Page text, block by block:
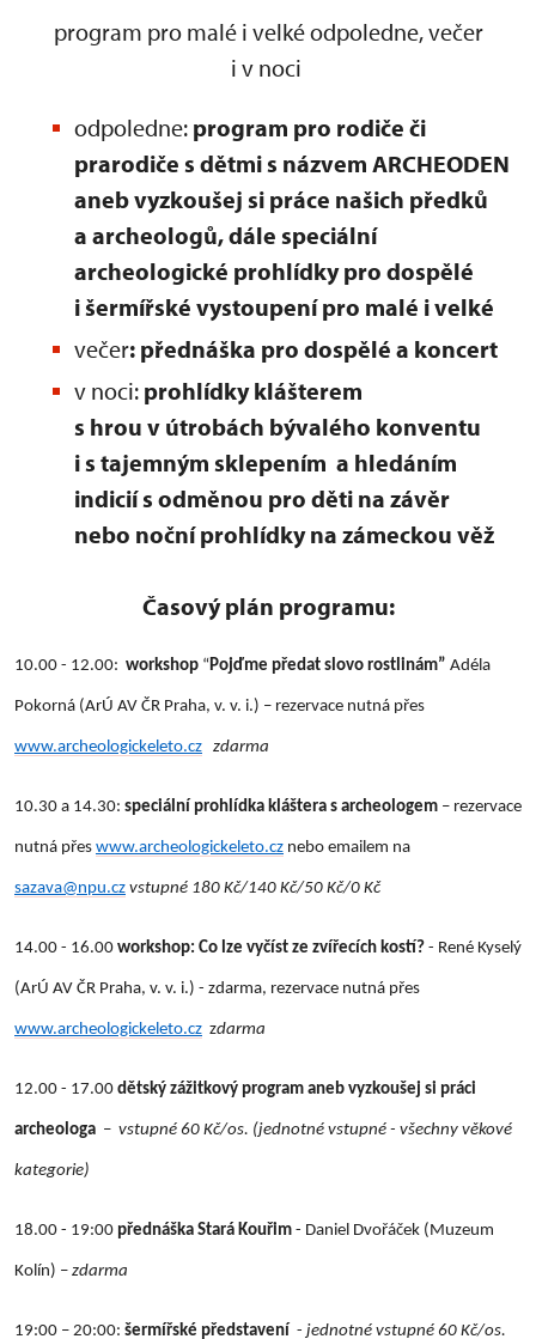
program pro malé i velké odpoledne, večer
i v noci
odpoledne: program pro rodiče či
prarodiče s dětmi s názvem ARCHEODEN
aneb vyzkoušej si práce našich předků
a archeologů, dále speciální
archeologické prohlídky pro dospělé
i šermířské vystoupení pro malé i velké
večer: přednáška pro dospělé a koncert
v noci: prohlídky klášterem
s hrou v útrobách bývalého konventu
i s tajemným sklepením a hledáním
indicií s odměnou pro děti na závěr
nebo noční prohlídky na zámeckou věž
Časový plán programu:
10.00 - 12.00: workshop “Pojďme předat slovo rostlinám” Adéla
Pokorná (ArÚ AV ČR Praha, v. v. i.) – rezervace nutná přes
www.archeologickeleto.cz zdarma
10.30 a 14.30: speciální prohlídka kláštera s archeologem – rezervace
nutná přes www.archeologickeleto.cz nebo emailem na
sazava@npu.cz vstupné 180 Kč/140 Kč/50 Kč/0 Kč
14.00 - 16.00 workshop: Co lze vyčíst ze zvířecích kostí? - René Kyselý
(ArÚ AV ČR Praha, v. v. i.) - zdarma, rezervace nutná přes
www.archeologickeleto.cz zdarma
12.00 - 17.00 dětský zážitkový program aneb vyzkoušej si práci
archeologa – vstupné 60 Kč/os. (jednotné vstupné - všechny věkové
kategorie)
18.00 - 19:00 přednáška Stará Kouřim - Daniel Dvořáček (Muzeum
Kolín) – zdarma
19:00 – 20:00: šermířské představení - jednotné vstupné 60 Kč/os.